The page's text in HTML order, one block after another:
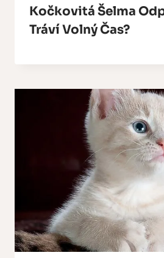
Kočkovitá Šelma
Tráví Volný Čas?